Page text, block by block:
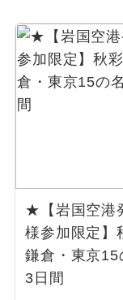
★【岩国空港
様参加限定】
鎌倉・東京15
3日間